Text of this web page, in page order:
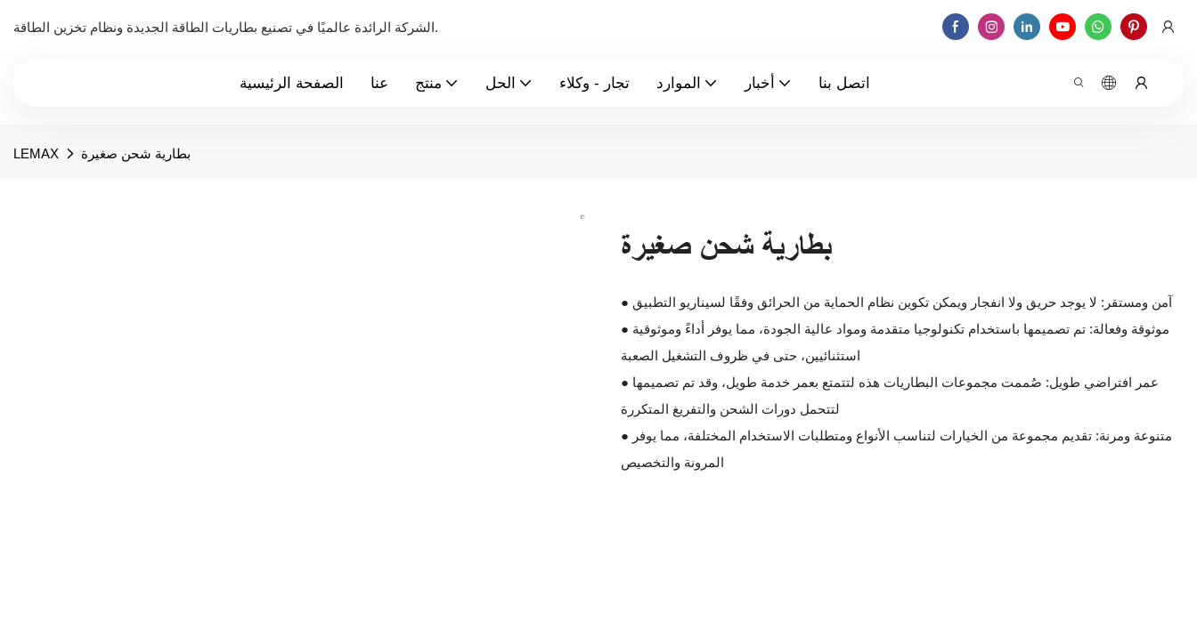
الشركة الرائدة عالميًا في تصنيع بطاريات الطاقة الجديدة ونظام تخزين الطاقة.
الصفحة الرئيسية عنا منتج الحل تجار - وكلاء الموارد أخبار اتصل بنا
LEMAX بطارية شحن صغيرة
بطارية شحن صغيرة
● آمن ومستقر: لا يوجد حريق ولا انفجار ويمكن تكوين نظام الحماية من الحرائق وفقًا لسيناريو التطبيق
● موثوقة وفعالة: تم تصميمها باستخدام تكنولوجيا متقدمة ومواد عالية الجودة، مما يوفر أداءً وموثوقية
استثنائيين، حتى في ظروف التشغيل الصعبة
● عمر افتراضي طويل: صُممت مجموعات البطاريات هذه لتتمتع بعمر خدمة طويل، وقد تم تصميمها
لتتحمل دورات الشحن والتفريغ المتكررة
● متنوعة ومرنة: تقديم مجموعة من الخيارات لتناسب الأنواع ومتطلبات الاستخدام المختلفة، مما يوفر
المرونة والتخصيص